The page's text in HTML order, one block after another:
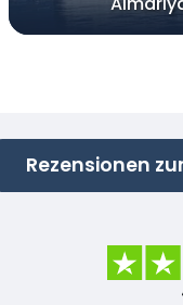
Rezensionen